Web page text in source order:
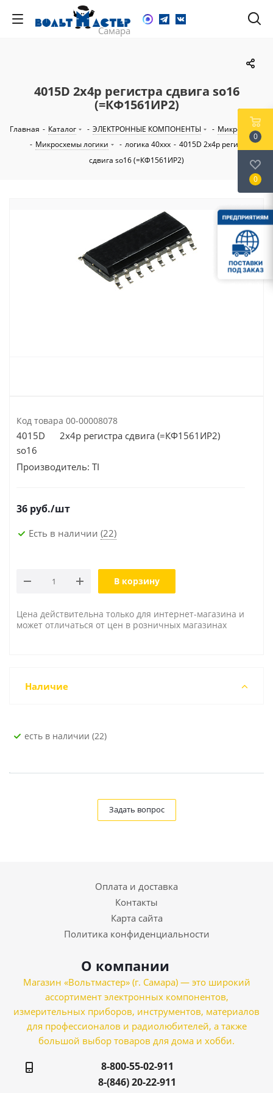
4015D 2х4р регистра сдвига so16
(=КФ1561ИР2)
Главная - Каталог - ЭЛЕКТРОННЫЕ КОМПОНЕНТЫ - Микросхемы
- Микросхемы логики - логика 40ххх - 4015D 2х4р регистра
сдвига so16 (=КФ1561ИР2)
Код товара 00-00008078
4015D 2х4р регистра сдвига (=КФ1561ИР2)
so16
Производитель: TI
36 руб./шт
Есть в наличии (22)
В корзину
Цена действительна только для интернет-магазина и
может отличаться от цен в розничных магазинах
Наличие
Есть в наличии (22)
Задать вопрос
Оплата и доставка
Контакты
Карта сайта
Политика конфиденциальности
О компании
Магазин «Вольтмастер» (г. Самара) — это широкий
ассортимент электронных компонентов,
измерительных приборов, инструментов, материалов
для профессионалов и радиолюбителей, а также
большой выбор товаров для дома и хобби.
8-800-55-02-911
8-(846) 20-22-911
0
0